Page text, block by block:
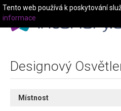
Designový
Místnost
Tento web používá k poskytování
informace